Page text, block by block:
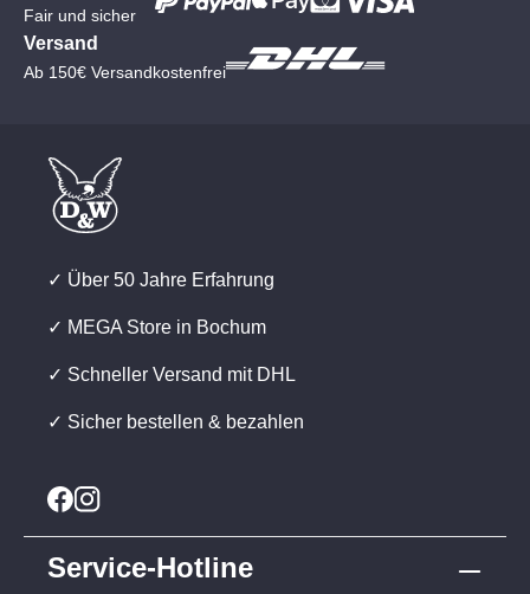
Fair und sicher
Versand
Ab 150€ Versandkostenfrei
✓ Über 50 Jahre Erfahrung
✓ MEGA Store in Bochum
✓ Schneller Versand mit DHL
✓ Sicher bestellen & bezahlen
Service-Hotline